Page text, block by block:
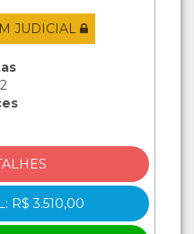
JUDICIAL
R$ 3.510,00